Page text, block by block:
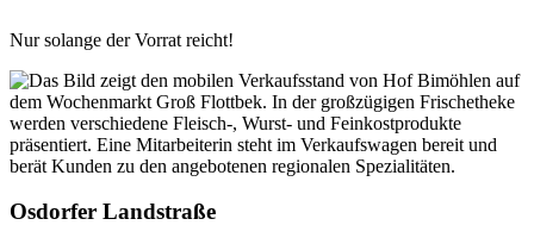
Nur solange der Vorrat reicht!
Osdorfer Landstraße